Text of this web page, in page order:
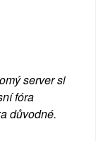
server si
fóra
důvodné.